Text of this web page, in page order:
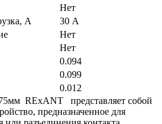
Нет
А
30 А
Нет
Нет
0.094
0.099
0.012
REхANT представляет собой
предназначенное для